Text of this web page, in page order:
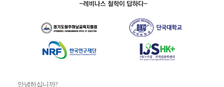
안녕하십니까?